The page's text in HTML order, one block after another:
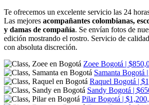
Te ofrecemos un excelente servicio las 24
Las mejores acompañantes colombianas,
y damas de compañía. Se envían fotos de
edición mostrando el rostro. Servicio de
con absoluta discreción.
Zoee Bogotá |
Samanta Bogotá
Raquel Bogotá |
Sandy Bogotá |
PilarBogotá |